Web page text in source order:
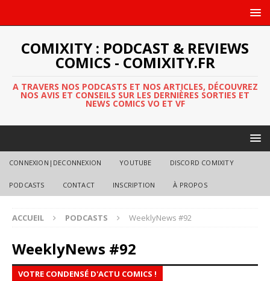
COMIXITY : PODCAST & REVIEWS
COMICS - COMIXITY.FR
A TRAVERS NOS PODCASTS ET NOS ARTICLES, DÉCOUVREZ
NOS AVIS ET CONSEILS SUR LES DERNIÈRES SORTIES ET
NEWS COMICS VO ET VF
CONNEXION|DECONNEXION YOUTUBE DISCORD COMIXITY
PODCASTS CONTACT INSCRIPTION À PROPOS
ACCUEIL PODCASTS WeeklyNews #92
WeeklyNews #92
VOTRE CONDENSÉ D'ACTU COMICS !